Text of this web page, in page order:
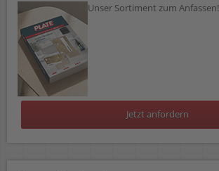
Unser Sortiment zum Anfassen!
Jetzt anfordern